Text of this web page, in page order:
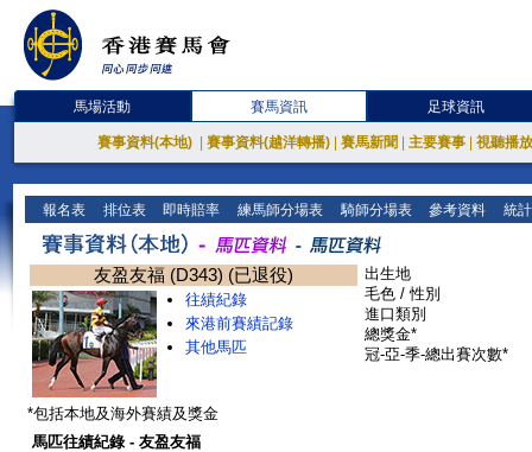
馬場活動 賽馬資訊 足球資訊
賽事資料(本地) 賽事資料(越洋轉播) 賽馬新聞 主要賽事 視聽播
報名表 排位表 即時賠率 練馬師分場表 騎師分場表 參考資料 統
友盈友福 (D343) (已退役)
往績紀錄
來港前賽績記錄
其他馬匹
出生地
毛色 / 性別
進口類別
總獎金*
冠-亞-季-總出賽次數*
*包括本地及海外賽績及獎金
馬匹往績紀錄 - 友盈友福